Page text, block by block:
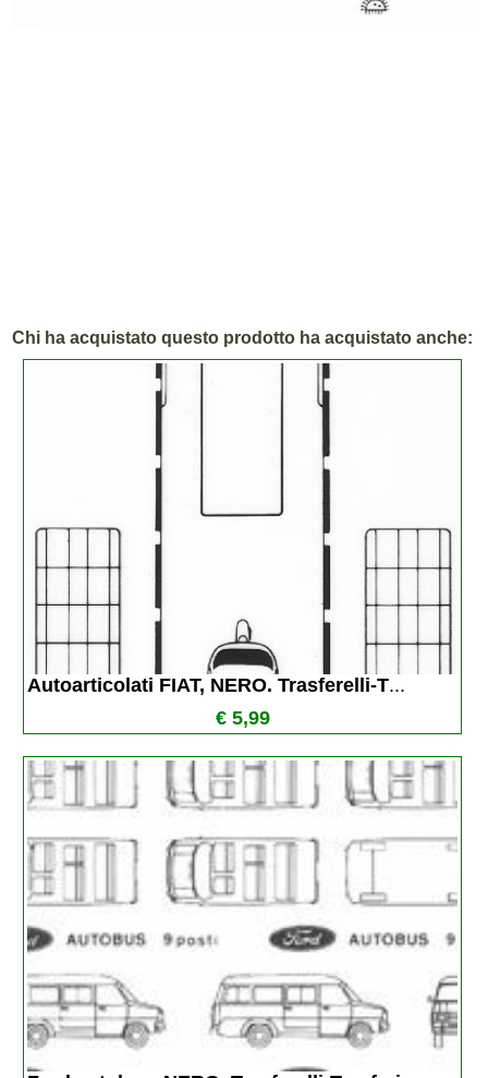
Chi ha acquistato questo prodotto ha acquistato anche:
Autoarticolati FIAT, NERO. Trasferelli-T...
€ 5,99